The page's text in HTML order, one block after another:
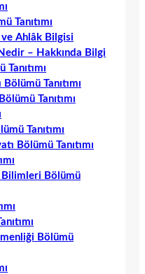
Tanıtımı
Ahlâk Bilgisi
– Hakkında Bilgi
Tanıtımı
Tanıtımı
Tanıtımı
Bölümü Tanıtımı
Bölümü
Bölümü